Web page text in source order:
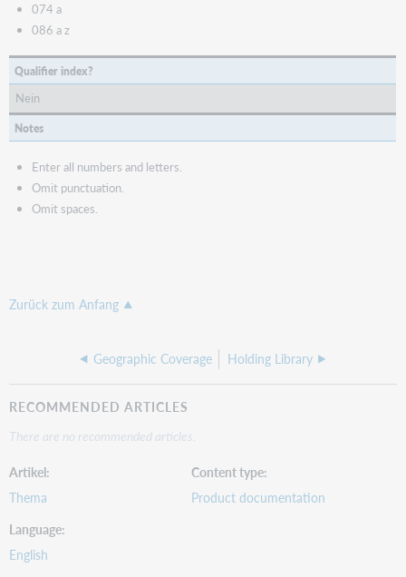
074 a
086 a z
Qualifier index?
Nein
Notes
Enter all numbers and letters.
Omit punctuation.
Omit spaces.
Zurück zum Anfang
Geographic Coverage Holding Library
RECOMMENDED ARTICLES
There are no recommended articles.
Artikel
Thema
Content type
Product documentation
Language
English